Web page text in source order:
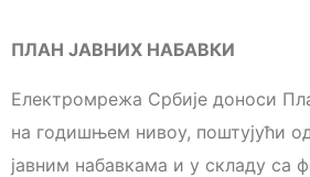
ПЛАН ЈАВНИХ НАБАВКИ
Електромрежа Србије доноси
на годишњем нивоу, поштујући
јавним набавкама и у складу са